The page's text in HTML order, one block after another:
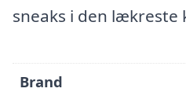
sneaks i den lækreste
Brand